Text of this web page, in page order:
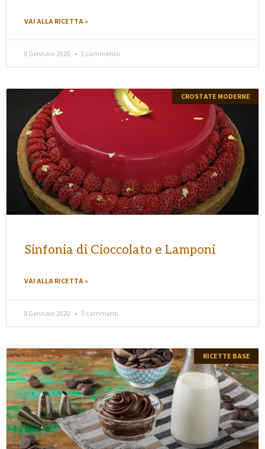
VAI ALLA RICETTA »
8 Gennaio 2020 1 commento
CROSTATE MODERNE
Sinfonia di Cioccolato e Lamponi
VAI ALLA RICETTA »
8 Gennaio 2020 3 commenti
RICETTE BASE